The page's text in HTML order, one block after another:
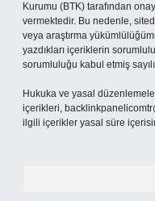
Kurumu (BTK) tarafından
vermektedir. Bu nedenle,
veya araştırma
yazdıkları içeriklerin
sorumluluğu kabul etmiş
Hukuka ve yasal
içerikleri,
ilgili içerikler yasal süre